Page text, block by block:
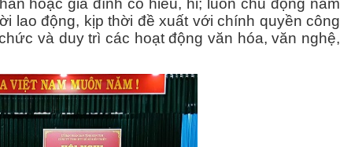
hoặc gia đình có hiếu, hỉ; luôn chủ động nắm
lao động, kịp thời đề xuất với chính quyền công
và duy trì các hoạt động văn hóa, văn nghệ,